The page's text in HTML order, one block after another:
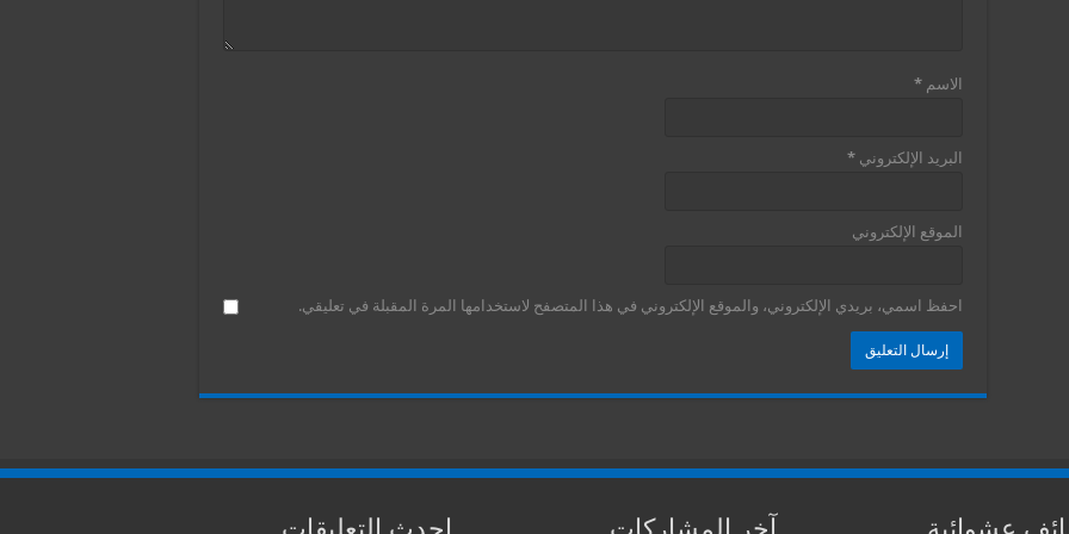
الاسم *
البريد الإلكتروني *
الموقع الإلكتروني
احفظ اسمي، بريدي الإلكتروني، والموقع الإلكتروني في هذا المتصفح لاستخدامها المرة المقبلة في تعليقي.